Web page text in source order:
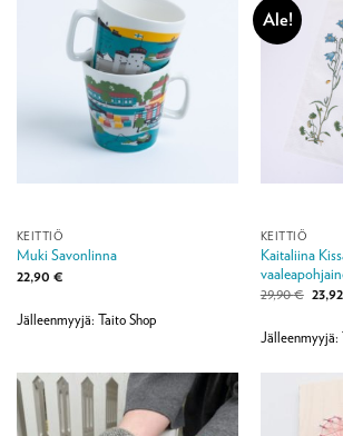
KEITTIÖ
Muki Savonlinna
22,90 €
Jälleenmyyjä: Taito Shop
Ale!
KEITTIÖ
Kaitaliina
29,90€
hinta
23,92
Jälleenmyyjä: